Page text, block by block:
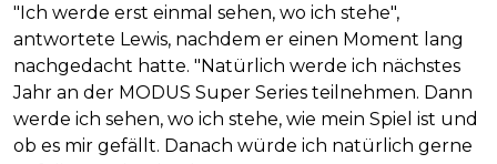
"Ich werde erst einmal sehen, wo ich stehe",
antwortete Lewis, nachdem er einen Moment lang
nachgedacht hatte. "Natürlich werde ich nächstes
Jahr an der MODUS Super Series teilnehmen. Dann
werde ich sehen, wo ich stehe, wie mein Spiel ist und
ob es mir gefällt. Danach würde ich natürlich gerne